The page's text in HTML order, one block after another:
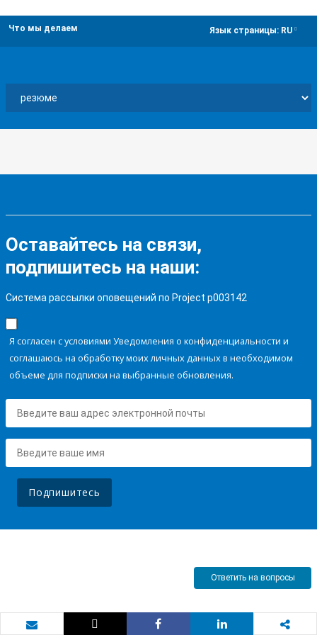
Что мы делаем Язык страницы: RU
Оставайтесь на связи,
подпишитесь на наши:
Система рассылки оповещений по Project p003142
Я согласен с условиями Уведомления о конфиденциальности и
соглашаюсь на обработку моих личных данных в необходимом
объеме для подписки на выбранные обновления.
Подпишитесь
Ответить на вопросы